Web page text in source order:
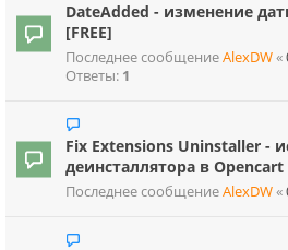
DateAdded - изменение
[FREE]
Последнее сообщениеAlexDW«
Ответы: 1
Fix Extensions Uninstaller -
деинсталлятора в Opencart
Последнее сообщениеAlexDW«